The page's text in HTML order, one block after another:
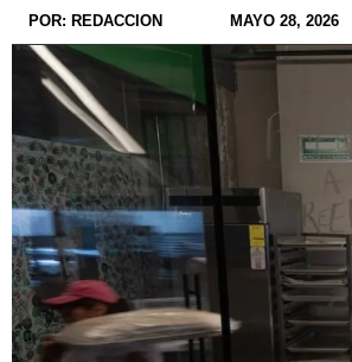
POR: REDACCION MAYO 28, 2026